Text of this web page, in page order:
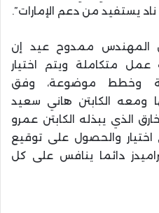
يستفيد من دعم الإمارات”.
المهندس ممدوح عيد إن
متكاملة ويتم اختيار
وخطط موضوعة، وفق
ومعه الكابتن هاني سعيد
الذي يبذله الكابتن عمرو
والحصول على توقيع
دائما ينافس على كل